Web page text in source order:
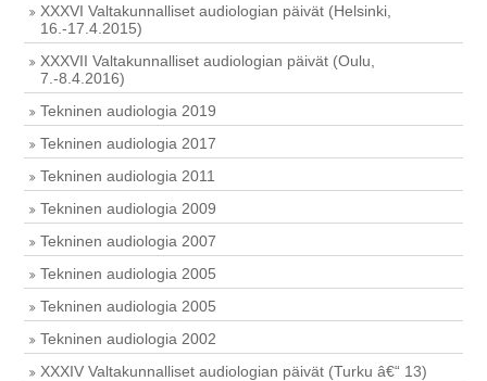
XXXVI Valtakunnalliset audiologian päivät (Helsinki,
16.-17.4.2015)
XXXVII Valtakunnalliset audiologian päivät (Oulu,
7.-8.4.2016)
Tekninen audiologia 2019
Tekninen audiologia 2017
Tekninen audiologia 2011
Tekninen audiologia 2009
Tekninen audiologia 2007
Tekninen audiologia 2005
Tekninen audiologia 2005
Tekninen audiologia 2002
XXXIV Valtakunnalliset audiologian päivät (Turku â€“ 13)